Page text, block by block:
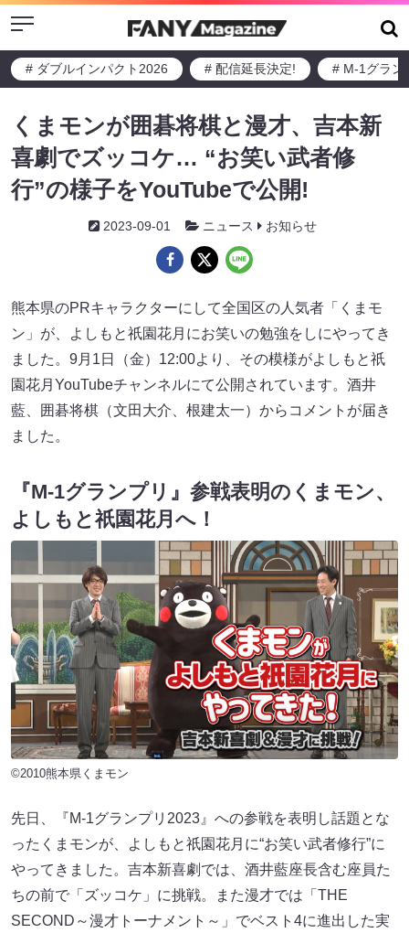
Menu
# ダブルインパクト2026 # 配信延長決定! # M-1グラン
くまモンが囲碁将棋と漫才、吉本新
喜劇でズッコケ… “お笑い武者修
行”の様子をYouTubeで公開!
2023-09-01 ニュース お知らせ
熊本県のPRキャラクターにして全国区の人気者「くまモ
ン」が、よしもと祇園花月にお笑いの勉強をしにやってき
ました。9月1日（金）12:00より、その模様がよしもと祇
園花月YouTubeチャンネルにて公開されています。酒井
藍、囲碁将棋（文田大介、根建太一）からコメントが届き
ました。
『M-1グランプリ』参戦表明のくまモン、
よしもと祇園花月へ！
©2010熊本県くまモン
先日、『M-1グランプリ2023』への参戦を表明し話題とな
ったくまモンが、よしもと祇園花月に“お笑い武者修行”に
やってきました。吉本新喜劇では、酒井藍座長含む座員た
ちの前で「ズッコケ」に挑戦。また漫才では「THE
SECOND～漫才トーナメント～」でベスト4に進出した実